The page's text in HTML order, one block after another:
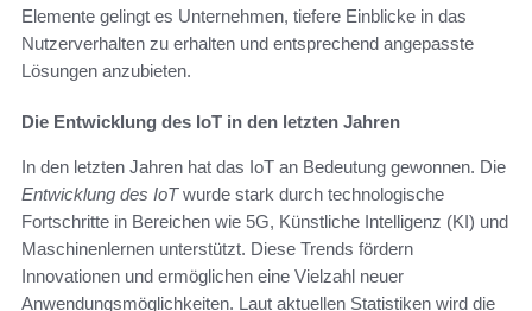
Elemente gelingt es Unternehmen, tiefere Einblicke in das
Nutzerverhalten zu erhalten und entsprechend angepasste
Lösungen anzubieten.
Die Entwicklung des IoT in den letzten Jahren
In den letzten Jahren hat das IoT an Bedeutung gewonnen. Die
Entwicklung des IoTwurde stark durch technologische
Fortschritte in Bereichen wie 5G, Künstliche Intelligenz (KI) und
Maschinenlernen unterstützt. Diese Trends fördern
Innovationen und ermöglichen eine Vielzahl neuer
Anwendungsmöglichkeiten. Laut aktuellen Statistiken wird die